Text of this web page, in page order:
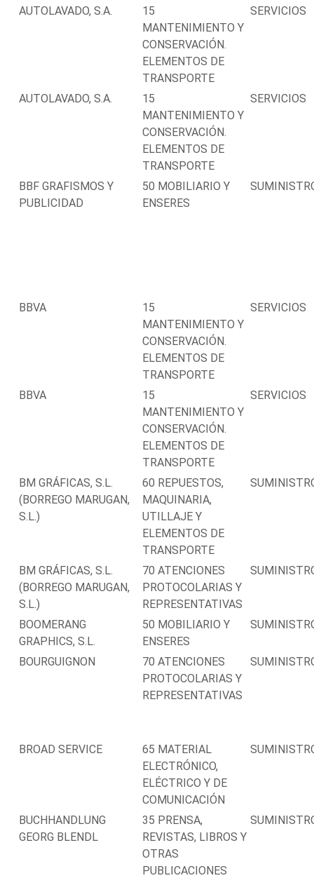
AUTOLAVADO, S.A.
15
MANTENIMIENTO Y
CONSERVACIÓN.
ELEMENTOS DE
TRANSPORTE
SERVICIOS
AUTOLAVADO, S.A.
15
MANTENIMIENTO Y
CONSERVACIÓN.
ELEMENTOS DE
TRANSPORTE
SERVICIOS
BBF GRAFISMOS Y
PUBLICIDAD
50 MOBILIARIO Y
ENSERES
BBVA
15
MANTENIMIENTO Y
CONSERVACIÓN.
ELEMENTOS DE
TRANSPORTE
SERVICIOS
BBVA
15
MANTENIMIENTO Y
CONSERVACIÓN.
ELEMENTOS DE
TRANSPORTE
SERVICIOS
BM GRÁFICAS, S.L.
(BORREGO MARUGAN,
S.L.)
60 REPUESTOS,
MAQUINARIA,
UTILLAJE Y
ELEMENTOS DE
TRANSPORTE
BM GRÁFICAS, S.L.
(BORREGO MARUGAN,
S.L.)
70 ATENCIONES
PROTOCOLARIAS Y
REPRESENTATIVAS
BOOMERANG
GRAPHICS, S.L.
50 MOBILIARIO Y
ENSERES
BOURGUIGNON
70 ATENCIONES
PROTOCOLARIAS Y
REPRESENTATIVAS
BROAD SERVICE
65 MATERIAL
ELECTRÓNICO,
ELÉCTRICO Y DE
COMUNICACIÓN
BUCHHANDLUNG
GEORG BLENDL
35 PRENSA,
REVISTAS, LIBROS Y
OTRAS
PUBLICACIONES